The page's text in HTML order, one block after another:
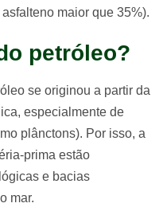
maior que 35%).
petróleo?
se originou a partir da
especialmente de
plânctons). Por isso, a
prima estão
e bacias
mar.